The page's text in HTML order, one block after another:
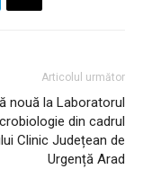
Articolul următor
nouă la Laboratorul
din cadrul
Clinic Județean de
Urgență Arad